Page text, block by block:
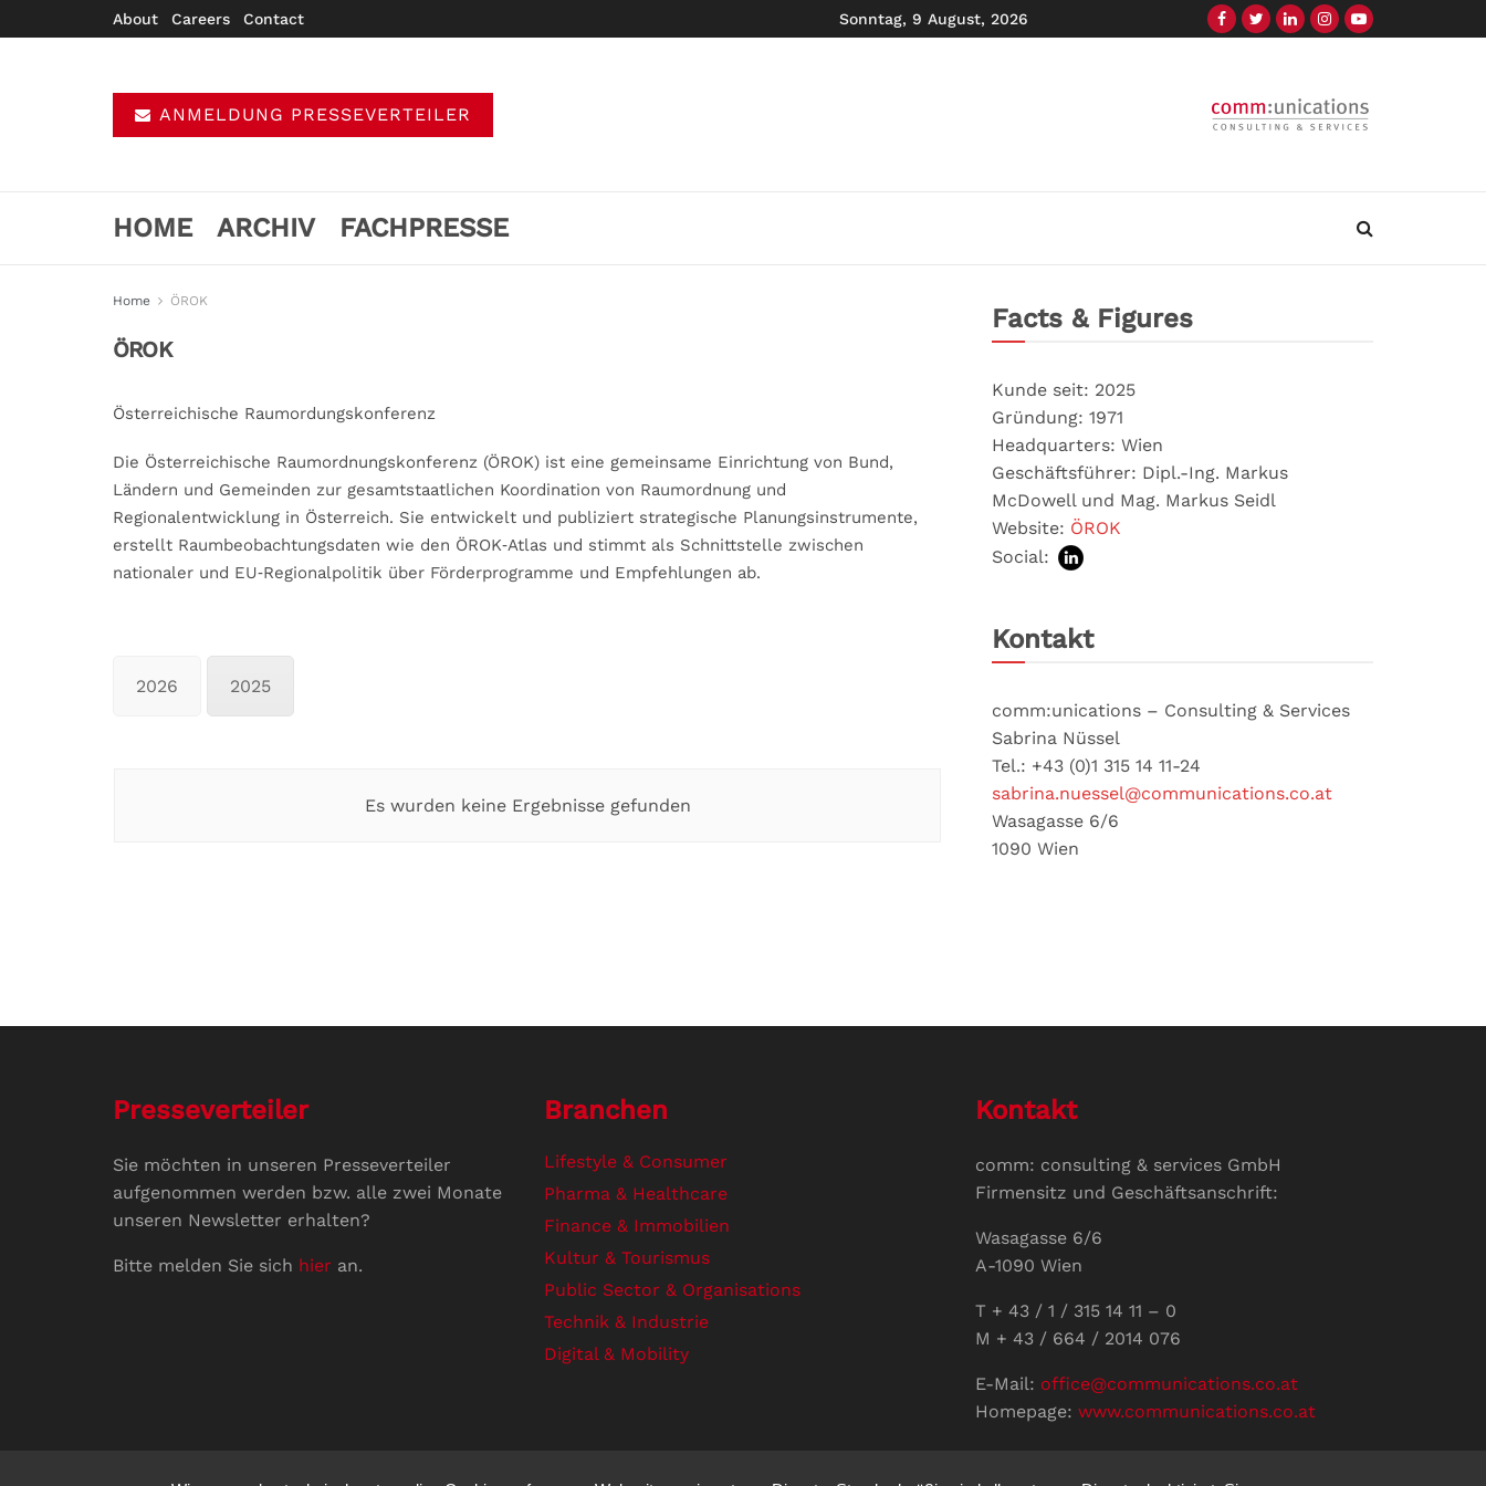
About Careers Contact Sonntag, 9 August, 2026
ANMELDUNG PRESSEVERTEILER
HOME ARCHIV FACHPRESSE
Home ÖROK
ÖROK
Österreichische Raumordungskonferenz
Die Österreichische Raumordnungskonferenz (ÖROK) ist eine gemeinsame Einrichtung von Bund,
Ländern und Gemeinden zur gesamtstaatlichen Koordination von Raumordnung und
Regionalentwicklung in Österreich. Sie entwickelt und publiziert strategische Planungsinstrumente,
erstellt Raumbeobachtungsdaten wie den ÖROK‑Atlas und stimmt als Schnittstelle zwischen
nationaler und EU‑Regionalpolitik über Förderprogramme und Empfehlungen ab.
2026 2025
Es wurden keine Ergebnisse gefunden
Facts & Figures
Kunde seit: 2025
Gründung: 1971
Headquarters: Wien
Geschäftsführer: Dipl.-Ing. Markus
McDowell und Mag. Markus Seidl
Website: ÖROK
Social:
Kontakt
comm:unications – Consulting & Services
Sabrina Nüssel
Tel.: +43 (0)1 315 14 11-24
sabrina.nuessel@communications.co.at
Wasagasse 6/6
1090 Wien
Presseverteiler
Sie möchten in unseren Presseverteiler
aufgenommen werden bzw. alle zwei Monate
unseren Newsletter erhalten?
Bitte melden Sie sich hier an.
Branchen
Lifestyle & Consumer
Pharma & Healthcare
Finance & Immobilien
Kultur & Tourismus
Public Sector & Organisations
Technik & Industrie
Digital & Mobility
Kontakt
comm: consulting & services GmbH
Firmensitz und Geschäftsanschrift:
Wasagasse 6/6
A-1090 Wien
T + 43 / 1 / 315 14 11 – 0
M + 43 / 664 / 2014 076
E-Mail: office@communications.co.at
Homepage: www.communications.co.at